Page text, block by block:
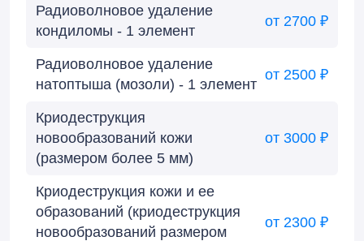
Радиоволновое удаление
кондиломы - 1 элемент
от 2700 ₽
Радиоволновое удаление
натоптыша (мозоли) - 1 элемент
от 2500 ₽
Криодеструкция
новообразований кожи
(размером более 5 мм)
от 3000 ₽
Криодеструкция кожи и ее
образований (криодеструкция
новообразований размером
от 2300 ₽